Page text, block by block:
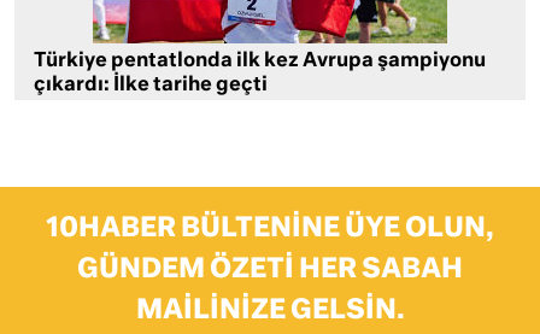
Türkiye pentatlonda ilk kez Avrupa şampiyonu
çıkardı: İlke tarihe geçti
10HABER BÜLTENINE ÜYE OLUN,
GÜNDEM ÖZETI HER SABAH
MAILINIZE GELSIN.